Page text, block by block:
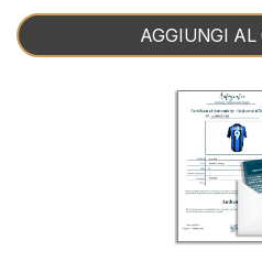
AGGIUNGI AL